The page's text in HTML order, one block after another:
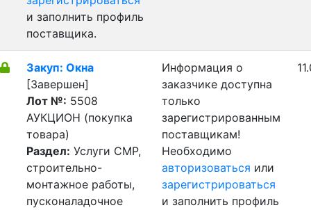
и заполнить профиль
поставщика.
Закуп: Окна
[Завершен]
Лот №: 5508
АУКЦИОН (покупка
товара)
Раздел: Услуги СМР,
строительно-
монтажное работы,
пусконаладочное
Информация о
заказчике доступна
только
зарегистрированным
поставщикам!
Необходимо
авторизоваться или
зарегистрироваться
и заполнить профиль